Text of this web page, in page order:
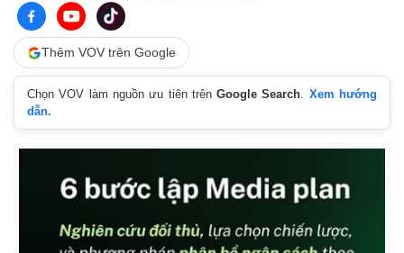
Thêm VOV trên Google
Chọn VOV làm nguồn ưu tiên trênGoogle Search. Xem hướng
dẫn.